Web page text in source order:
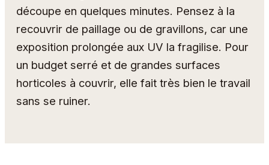
découpe en quelques minutes. Pensez à la
recouvrir de paillage ou de gravillons, car une
exposition prolongée aux UV la fragilise. Pour
un budget serré et de grandes surfaces
horticoles à couvrir, elle fait très bien le travail
sans se ruiner.